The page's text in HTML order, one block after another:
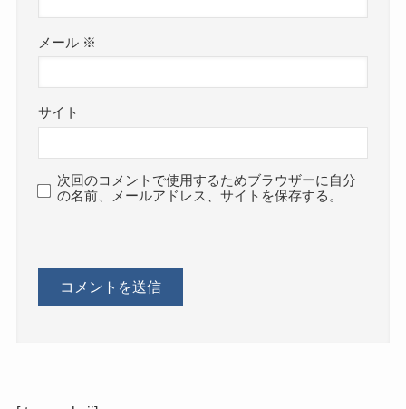
メール ※
サイト
次回のコメントで使用するためブラウザーに自分
の名前、メールアドレス、サイトを保存する。